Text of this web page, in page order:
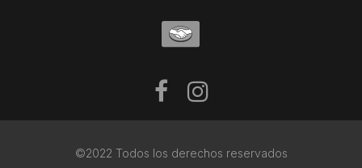
©2022 Todos los derechos reservados